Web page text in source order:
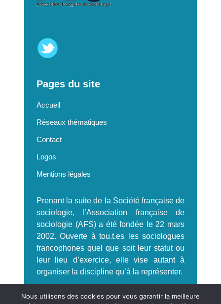
Pages du site
Accueil
Réseaux thématiques
Contact
Logos
Mentions légales
Prenant la suite de la Société française de
sociologie, l’Association française de
sociologie (AFS) a été fondée le 22 mars
2002. Ouverte à tou.t.es les sociologues
francophones quel que soit leur statut ou
leur lieu d’exercice, elle vise autant à
organiser la discipline qu’à la représenter.
S'incrire à la Newsletter AFS
Nous utilisons des cookies pour vous garantir la meilleure